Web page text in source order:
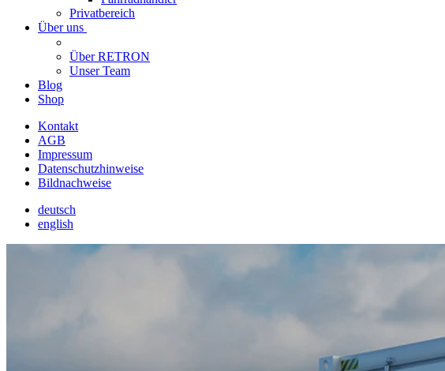
Privatbereich
Über uns
Über RETRON
Unser Team
Blog
Shop
Kontakt
AGB
Impressum
Datenschutzhinweise
Bildnachweise
deutsch
english